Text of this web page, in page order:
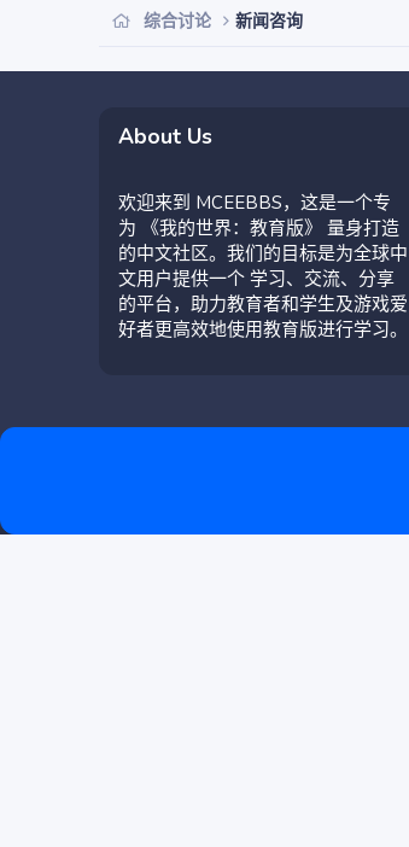
综合讨论 新闻咨询
About Us
欢迎来到 MCEEBBS，这是一个专
为 《我的世界：教育版》 量身打造
的中文社区。我们的目标是为全球中
文用户提供一个 学习、交流、分享
的平台，助力教育者和学生及游戏爱
好者更高效地使用教育版进行学习。